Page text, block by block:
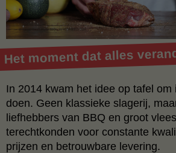
Het moment dat alles
In 2014 kwam het idee op tafel om
doen. Geen klassieke slagerij,
liefhebbers van BBQ en groot
terechtkonden voor constante
prijzen en betrouwbare levering.